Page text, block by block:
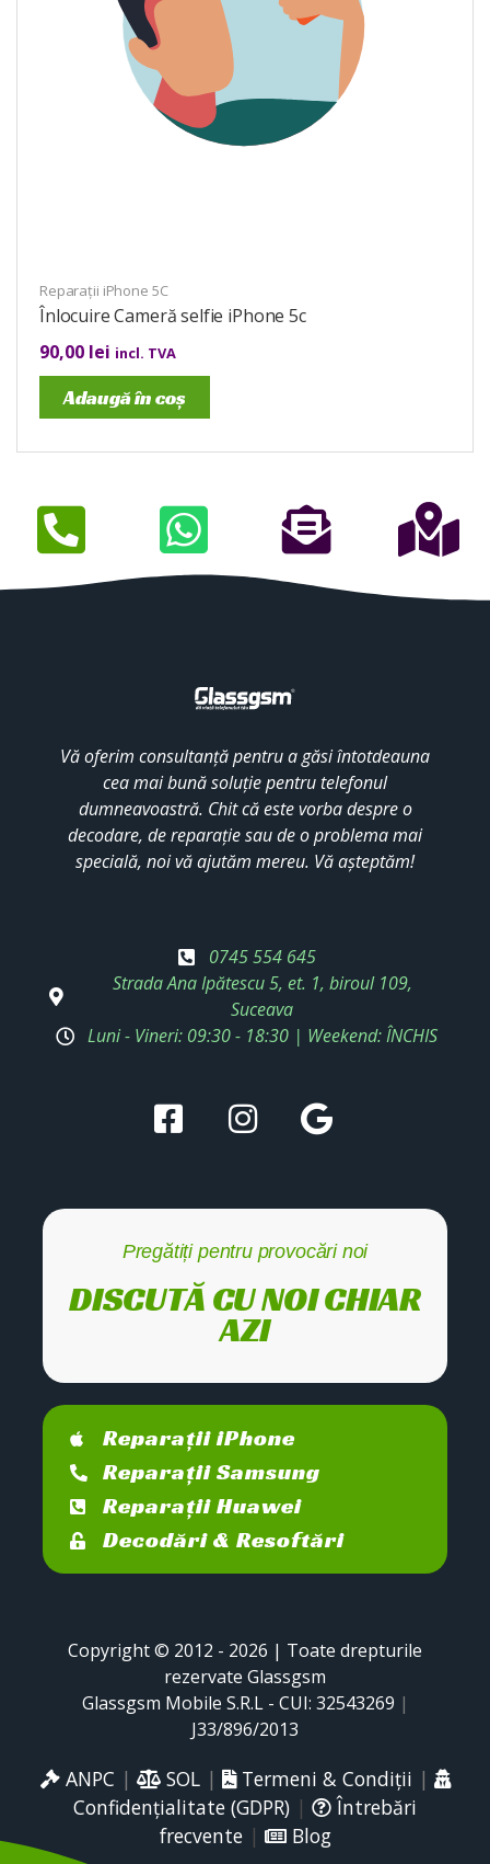
Reparații iPhone 5C
Înlocuire Cameră selfie iPhone 5c
90,00 lei incl. TVA
Adaugă în coș
Vă oferim consultanță pentru a găsi întotdeauna
cea mai bună soluție pentru telefonul
dumneavoastră. Chit că este vorba despre o
decodare, de reparație sau de o problema mai
specială, noi vă ajutăm mereu. Vă așteptăm!
0745 554 645
Strada Ana Ipătescu 5, et. 1, biroul 109,
Suceava
Luni - Vineri: 09:30 - 18:30 | Weekend: ÎNCHIS
Pregătiți pentru provocări noi
DISCUTĂ CU NOI CHIAR
AZI
Reparații iPhone
Reparații Samsung
Reparații Huawei
Decodări & Resoftări
Copyright © 2012 - 2026 | Toate drepturile
rezervate Glassgsm
Glassgsm Mobile S.R.L - CUI: 32543269 |
J33/896/2013
ANPC | SOL| Termeni & Condiții |
Confidențialitate (GDPR) |
Întrebări
frecvente| Blog